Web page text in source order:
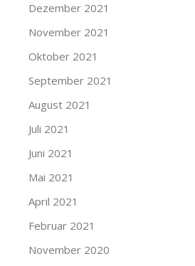
Dezember 2021
November 2021
Oktober 2021
September 2021
August 2021
Juli 2021
Juni 2021
Mai 2021
April 2021
Februar 2021
November 2020